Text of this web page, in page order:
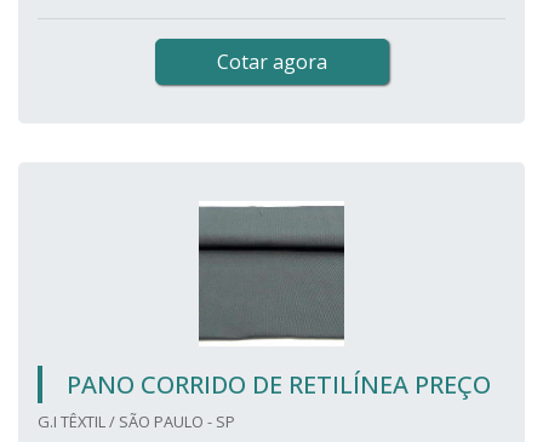
Cotar agora
PANO CORRIDO DE RETILÍNEA PREÇO
G.I TÊXTIL / SÃO PAULO - SP